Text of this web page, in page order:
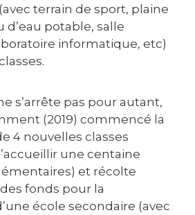
terrain de sport, plaine
d’eau potable, salle
informatique, etc)
s’arrête pas pour autant,
(2019) commencé la
4 nouvelles classes
une centaine
et récolte
fonds pour la
école secondaire (avec